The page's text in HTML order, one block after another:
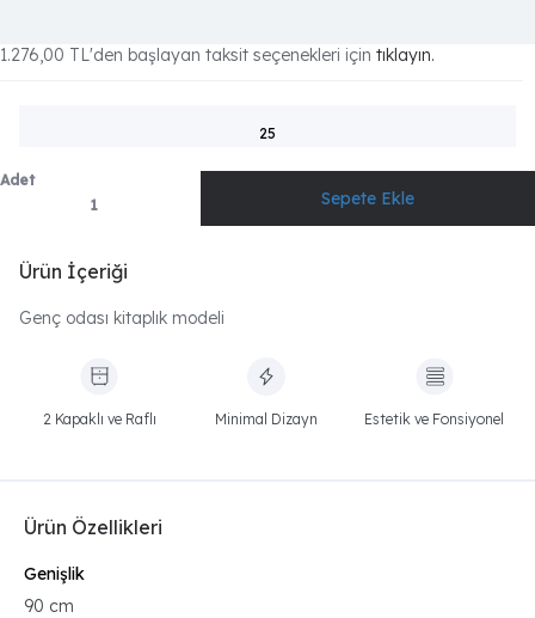
1.276,00 TL'den başlayan taksit seçenekleri için tıklayın.
25
Adet
Ürün İçeriği
Genç odası kitaplık modeli
2 Kapaklı ve Raflı Minimal Dizayn Estetik ve Fonsiyonel
Ürün Özellikleri
Genişlik
90 cm